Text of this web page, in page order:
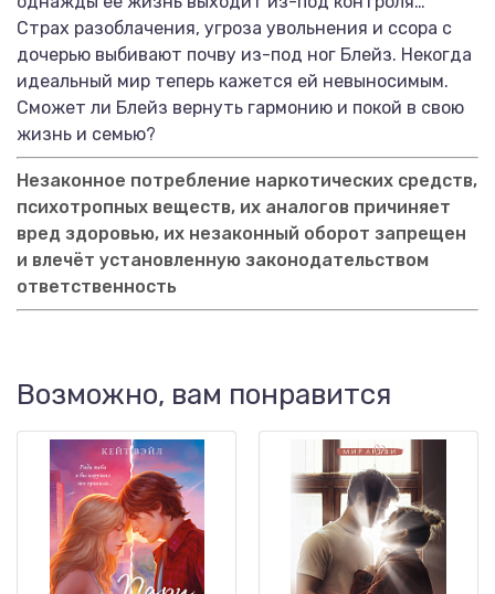
Страх разоблачения, угроза увольнения и ссора с
дочерью выбивают почву из-под ног Блейз. Некогда
идеальный мир теперь кажется ей невыносимым.
Сможет ли Блейз вернуть гармонию и покой в свою
жизнь и семью?
Незаконное потребление наркотических средств,
психотропных веществ, их аналогов причиняет
вред здоровью, их незаконный оборот запрещен
и влечёт установленную законодательством
ответственность
Возможно, вам понравится